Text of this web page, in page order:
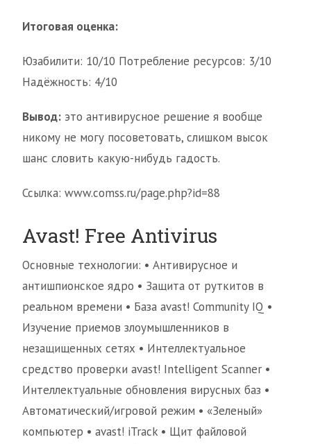
Итоговая оценка:
Юзабилити: 10/10 Потребление ресурсов: 3/10
Надёжность: 4/10
Вывод: это антивирусное решение я вообще
никому не могу посоветовать, слишком высок
шанс словить какую-нибудь гадость.
Ссылка: www.comss.ru/page.php?id=88
Avast! Free Antivirus
Основные технологии: • Антивирусное и
антишпионское ядро • Защита от руткитов в
реальном времени • База avast! Community IQ •
Изучение приемов злоумышленников в
незащищенных сетях • Интеллектуальное
средство проверки avast! Intelligent Scanner •
Интеллектуальные обновления вирусных баз •
Автоматический/игровой режим • «Зеленый»
компьютер • avast! iTrack • Щит файловой